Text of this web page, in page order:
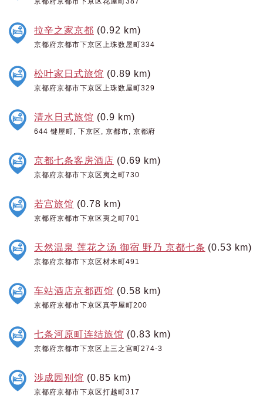
拉辛之家京都 (0.92 km)
京都府京都市下京区上珠数屋町334
松叶家日式旅馆 (0.89 km)
京都府京都市下京区上珠数屋町329
清水日式旅馆 (0.9 km)
644 键屋町, 下京区, 京都市, 京都府
京都七条客房酒店 (0.69 km)
京都府京都市下京区夷之町730
若宫旅馆 (0.78 km)
京都府京都市下京区夷之町701
天然温泉 莲花之汤 御宿 野乃 京都七条 (0.53 km)
京都府京都市下京区材木町491
车站酒店京都西馆 (0.58 km)
京都府京都市下京区真苧屋町200
七条河原町连结旅馆 (0.83 km)
京都府京都市下京区上三之宫町274-3
渉成园别馆 (0.85 km)
京都府京都市下京区打越町317